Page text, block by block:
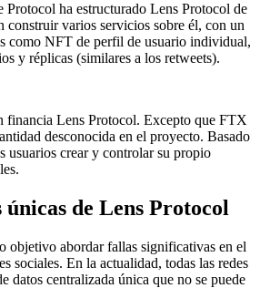
Protocol ha estructurado Lens Protocol de
construir varios servicios sobre él, con un
como NFT de perfil de usuario individual,
y réplicas (similares a los retweets).
financia Lens Protocol. Excepto que FTX
desconocida en el proyecto. Basado
usuarios crear y controlar su propio
de Lens Protocol
objetivo abordar fallas significativas en el
sociales. En la actualidad, todas las redes
datos centralizada única que no se puede